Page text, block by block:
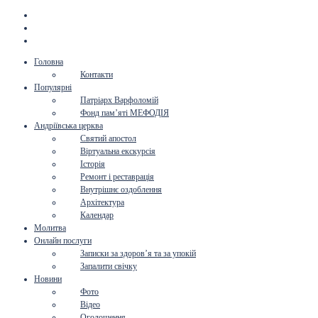
Головна
Контакти
Популярні
Патріарх Варфоломій
Фонд пам’яті МЕФОДІЯ
Андріївська церква
Святий апостол
Віртуальна екскурсія
Історія
Ремонт і реставрація
Внутрішнє оздоблення
Архітектура
Календар
Молитва
Онлайн послуги
Записки за здоров’я та за упокій
Запалити свічку
Новини
Фото
Відео